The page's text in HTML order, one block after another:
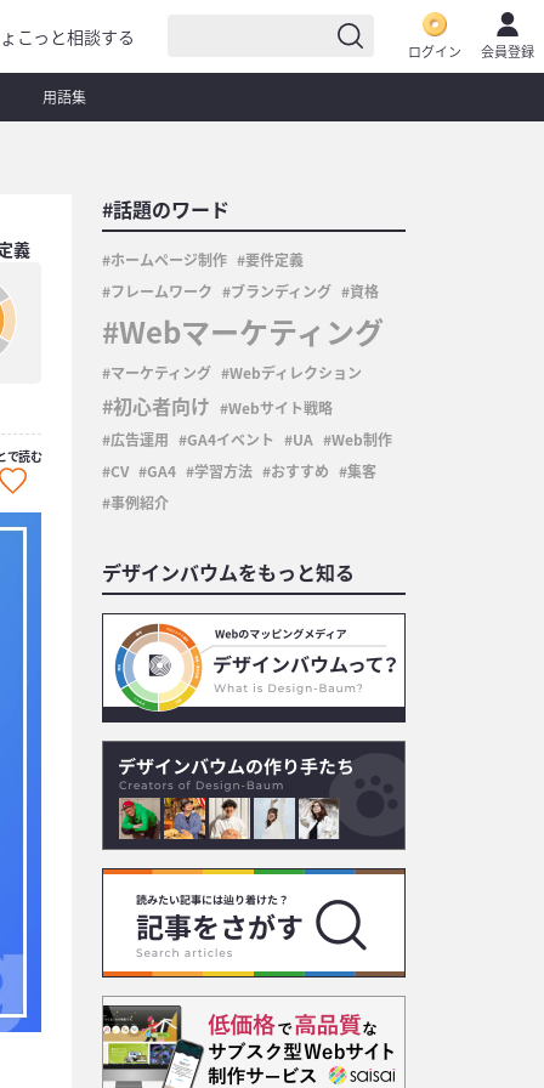
こっと相談する
ログイン 会員登録
用語集
義
で読む
#話題のワード
ホームページ制作
要件定義
フレームワーク
ブランディング 資格
Webマーケティング
マーケティング Webディレクション
初心者向け
Webサイト戦略
広告運用
GA4イベント UA
Web制作
CV
GA4 学習方法 おすすめ
集客
事例紹介
デザインバウムをもっと知る